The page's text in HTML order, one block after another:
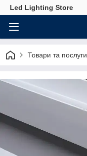
Led Lighting Store
Товари та послуги